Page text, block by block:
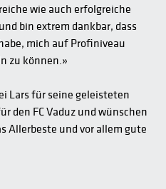
wie auch erfolgreiche
bin extrem dankbar, dass
mich auf Profiniveau
zu können.»
Lars für seine geleisteten
den FC Vaduz und wünschen
Allerbeste und vor allem gute